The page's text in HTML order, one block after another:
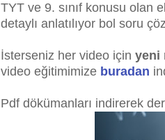
TYT ve 9. sınıf konusu olan
detaylı anlatılıyor bol soru
İsterseniz her video için yeni
video eğitimimize buradan
Pdf dökümanları indirerek